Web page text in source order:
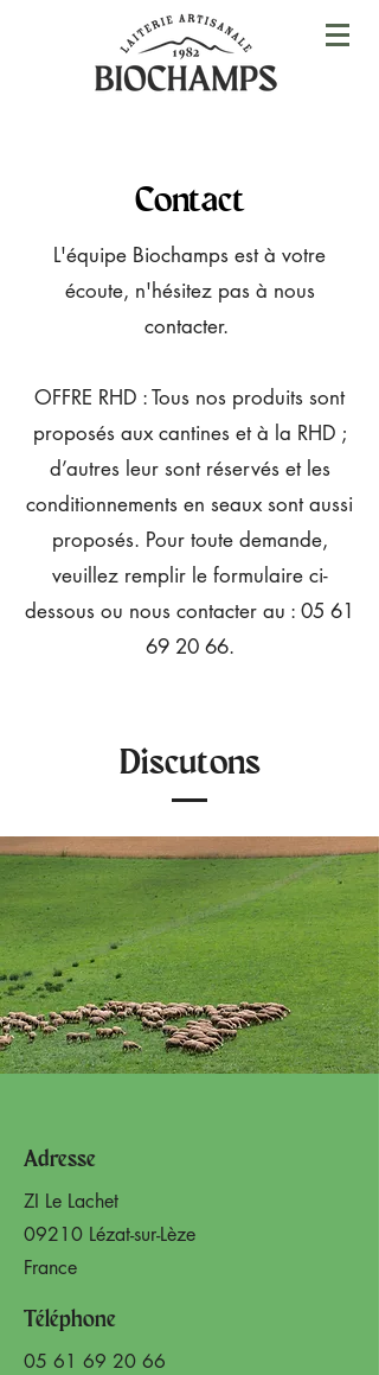
Contact
L'équipe Biochamps est à votre
écoute, n'hésitez pas à nous
contacter.
OFFRE RHD : Tous nos produits sont
proposés aux cantines et à la RHD ;
d’autres leur sont réservés et les
conditionnements en seaux sont aussi
proposés. Pour toute demande,
veuillez remplir le formulaire ci-
dessous ou nous contacter au : 05 61
69 20 66.
Discutons
Adresse
ZI Le Lachet
09210 Lézat-sur-Lèze
France
Téléphone
05 61 69 20 66